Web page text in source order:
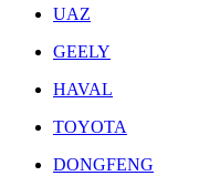
UAZ
GEELY
HAVAL
TOYOTA
DONGFENG